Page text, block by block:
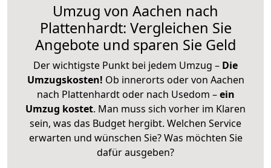
Umzug von Aachen nach
Plattenhardt: Vergleichen Sie
Angebote und sparen Sie Geld
Der wichtigste Punkt bei jedem Umzug – Die
Umzugskosten! Ob innerorts oder von Aachen
nach Plattenhardt oder nach Usedom –ein
Umzug kostet. Man muss sich vorher im Klaren
sein, was das Budget hergibt. Welchen Service
erwarten und wünschen Sie? Was möchten Sie
dafür ausgeben?